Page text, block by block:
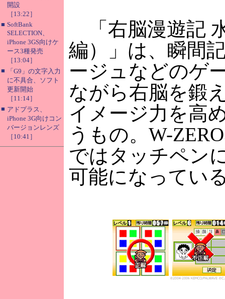
開設
［13:22］
■ SoftBank
SELECTION、
iPhone 3GS向けケ
ース3種発売
［13:04］
■
「G9」の文字入力
に不具合、ソフト
更新開始
［11:14］
■ アドプラス、
iPhone 3G向けコン
バージョンレンズ
［10:41］
「右脳漫遊記
編）」は、瞬間
ージュなどのゲ
ながら右脳を鍛
イメージ力を高
うもの。W-
ではタッチペン
可能になってい